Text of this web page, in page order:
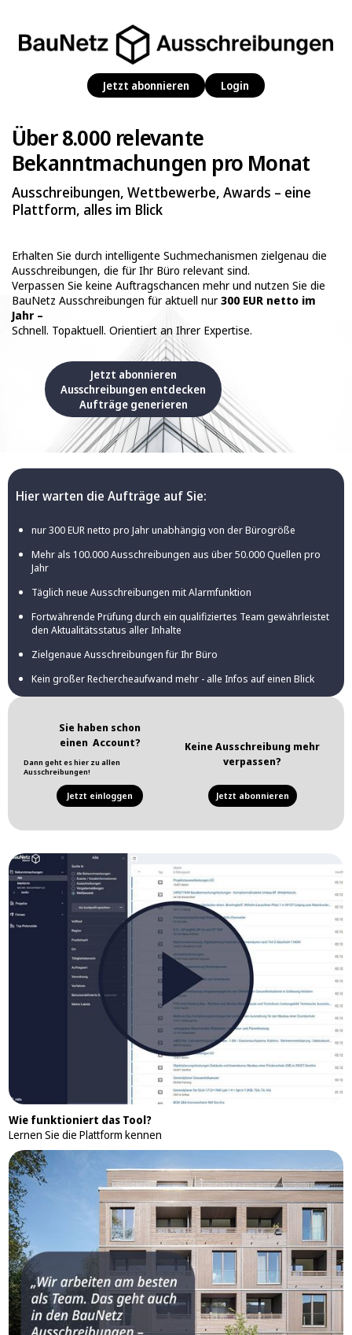
Jetzt abonnieren Login
Über 8.000 relevante
Bekanntmachungen pro Monat
Ausschreibungen, Wettbewerbe, Awards – eine
Plattform, alles im Blick
Erhalten Sie durch intelligente Suchmechanismen zielgenau die
Ausschreibungen, die für Ihr Büro relevant sind.
Verpassen Sie keine Auftragschancen mehr und nutzen Sie die
BauNetz Ausschreibungen für aktuell nur 300 EUR netto im
Jahr –
Schnell. Topaktuell. Orientiert an Ihrer Expertise.
Jetzt abonnieren
Ausschreibungen entdecken
Aufträge generieren
Hier warten die Aufträge auf Sie:
nur 300 EUR netto pro Jahr unabhängig von der Bürogröße
Mehr als 100.000 Ausschreibungen aus über 50.000 Quellen pro
Jahr
Täglich neue Ausschreibungen mit Alarmfunktion
Fortwährende Prüfung durch ein qualifiziertes Team gewährleistet
den Aktualitätsstatus aller Inhalte
Zielgenaue Ausschreibungen für Ihr Büro
Kein großer Rechercheaufwand mehr - alle Infos auf einen Blick
Sie haben schon
einen Account?
Dann geht es hier zu allen
Ausschreibungen!
Jetzt einloggen
Keine Ausschreibung mehr
verpassen?
Jetzt abonnieren
Wie funktioniert das Tool?
Lernen Sie die Plattform kennen